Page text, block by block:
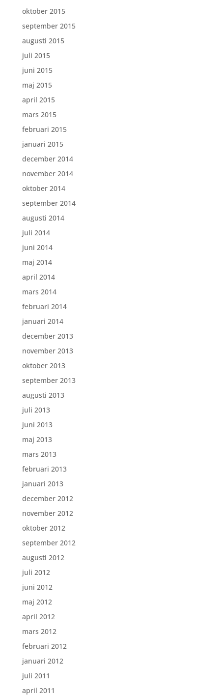
oktober 2015
september 2015
augusti 2015
juli 2015
juni 2015
maj 2015
april 2015
mars 2015
februari 2015
januari 2015
december 2014
november 2014
oktober 2014
september 2014
augusti 2014
juli 2014
juni 2014
maj 2014
april 2014
mars 2014
februari 2014
januari 2014
december 2013
november 2013
oktober 2013
september 2013
augusti 2013
juli 2013
juni 2013
maj 2013
mars 2013
februari 2013
januari 2013
december 2012
november 2012
oktober 2012
september 2012
augusti 2012
juli 2012
juni 2012
maj 2012
april 2012
mars 2012
februari 2012
januari 2012
juli 2011
april 2011